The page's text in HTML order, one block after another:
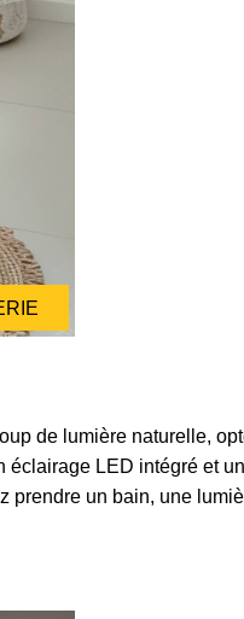
de lumière naturelle,
éclairage LED intégré et
prendre un bain, une